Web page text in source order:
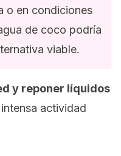
o en condiciones
de coco podría
viable.
y reponer líquidos
actividad